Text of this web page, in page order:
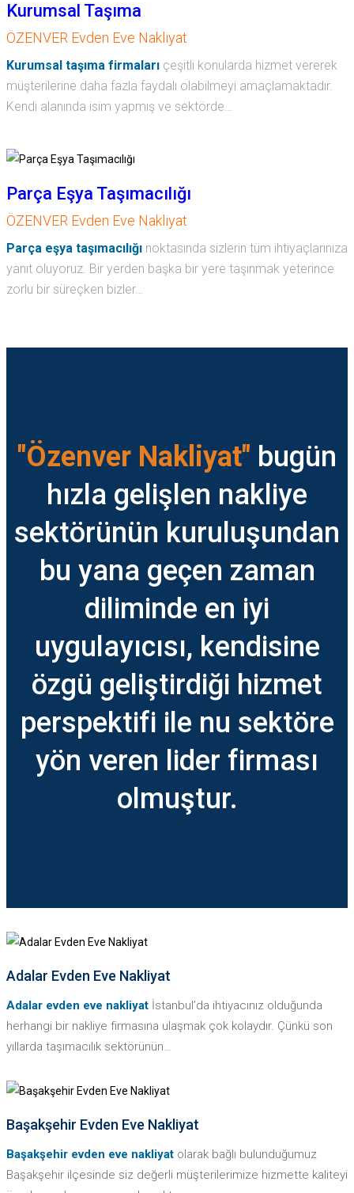
Kurumsal Taşıma
ÖZENVER Evden Eve Nakliyat
Kurumsal taşıma firmaları çeşitli konularda hizmet vererek
müşterilerine daha fazla faydalı olabilmeyi amaçlamaktadır.
Kendi alanında isim yapmış ve sektörde…
Parça Eşya Taşımacılığı
ÖZENVER Evden Eve Nakliyat
Parça eşya taşımacılığı noktasında sizlerin tüm ihtiyaçlarınıza
yanıt oluyoruz. Bir yerden başka bir yere taşınmak yeterince
zorlu bir süreçken bizler…
"Özenver Nakliyat" bugün
hızla gelişlen nakliye
sektörünün kuruluşundan
bu yana geçen zaman
diliminde en iyi
uygulayıcısı, kendisine
özgü geliştirdiği hizmet
perspektifi ile nu sektöre
yön veren lider firması
olmuştur.
Adalar Evden Eve Nakliyat
Adalar evden eve nakliyat İstanbul’da ihtiyacınız olduğunda
herhangi bir nakliye firmasına ulaşmak çok kolaydır. Çünkü son
yıllarda taşımacılık sektörünün…
DAHA FAZLASI
Başakşehir Evden Eve Nakliyat
Başakşehir evden eve nakliyat olarak bağlı bulunduğumuz
Başakşehir ilçesinde siz değerli müşterilerimize hizmette kaliteyi